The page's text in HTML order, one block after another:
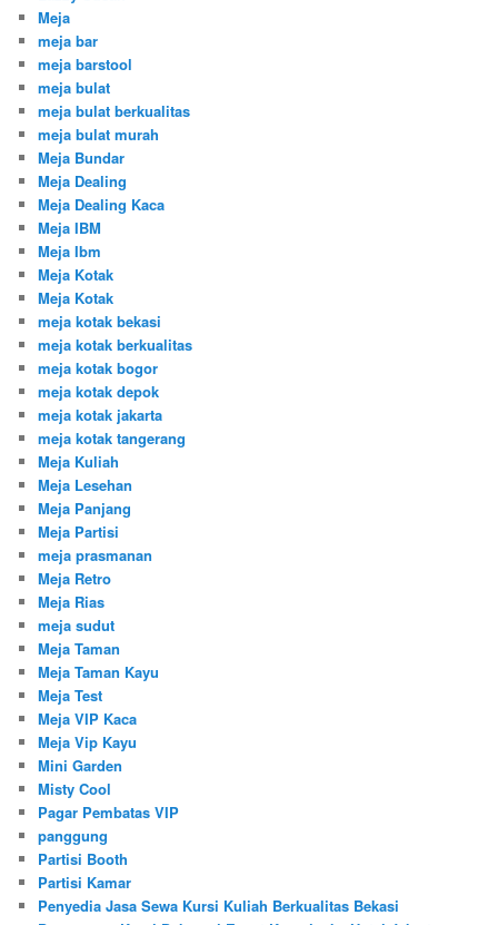
Meja
meja bar
meja barstool
meja bulat
meja bulat berkualitas
meja bulat murah
Meja Bundar
Meja Dealing
Meja Dealing Kaca
Meja IBM
Meja Ibm
Meja Kotak
Meja Kotak
meja kotak bekasi
meja kotak berkualitas
meja kotak bogor
meja kotak depok
meja kotak jakarta
meja kotak tangerang
Meja Kuliah
Meja Lesehan
Meja Panjang
Meja Partisi
meja prasmanan
Meja Retro
Meja Rias
meja sudut
Meja Taman
Meja Taman Kayu
Meja Test
Meja VIP Kaca
Meja Vip Kayu
Mini Garden
Misty Cool
Pagar Pembatas VIP
panggung
Partisi Booth
Partisi Kamar
Penyedia Jasa Sewa Kursi Kuliah Berkualitas Bekasi